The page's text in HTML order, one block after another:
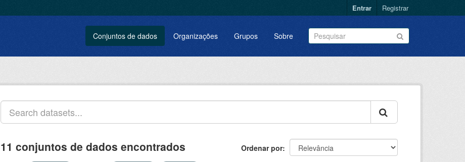
Entrar Registrar
Conjuntos de dados Organizações Grupos Sobre
Ordenar por
11 conjuntos de dados encontrados